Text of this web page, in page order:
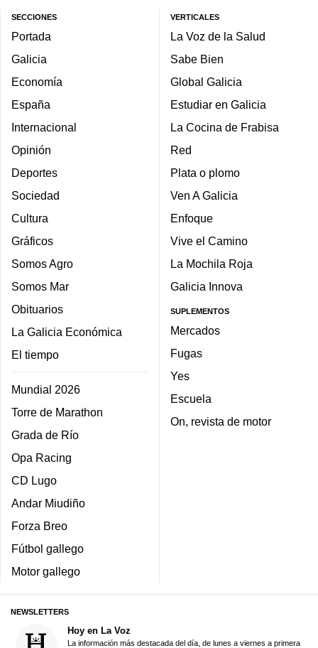
SECCIONES
Portada
Galicia
Economía
España
Internacional
Opinión
Deportes
Sociedad
Cultura
Gráficos
Somos Agro
Somos Mar
Obituarios
La Galicia Económica
El tiempo
Mundial 2026
Torre de Marathon
Grada de Río
Opa Racing
CD Lugo
Andar Miudiño
Forza Breo
Fútbol gallego
Motor gallego
VERTICALES
La Voz de la Salud
Sabe Bien
Global Galicia
Estudiar en Galicia
La Cocina de Frabisa
Red
Plata o plomo
Ven A Galicia
Enfoque
Vive el Camino
La Mochila Roja
Galicia Innova
SUPLEMENTOS
Mercados
Fugas
Yes
Escuela
On, revista de motor
NEWSLETTERS
Hoy en La Voz
La información más destacada del día, de lunes a viernes a primera